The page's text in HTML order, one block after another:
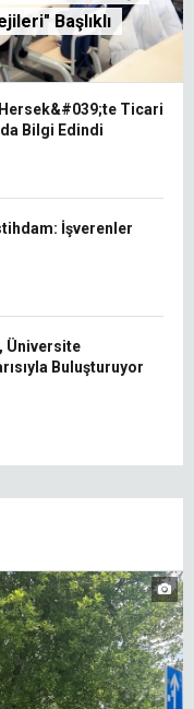
Başlıklı
Ticari
Bilgi Edindi
İşverenler
Üniversite
Buluşturuyor